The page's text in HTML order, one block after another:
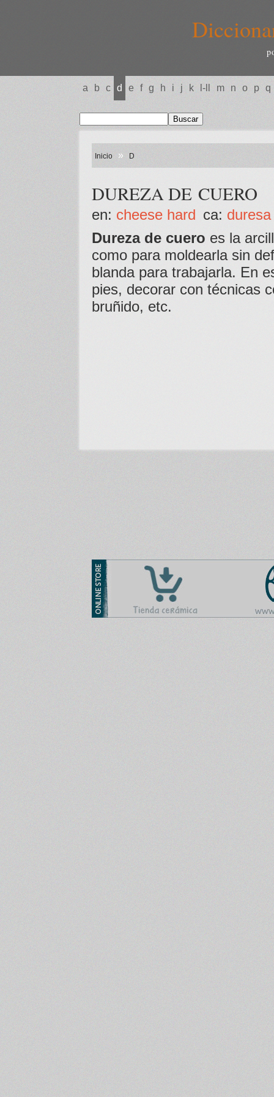
a b c d e f g h i j k l-ll m n o p q
Inicio » D
DUREZA DE CUERO
en: cheese hard ca:
Dureza de cuero es la
como para moldearla sin
blanda para trabajarla. En
pies, decorar con técnicas
bruñido, etc.